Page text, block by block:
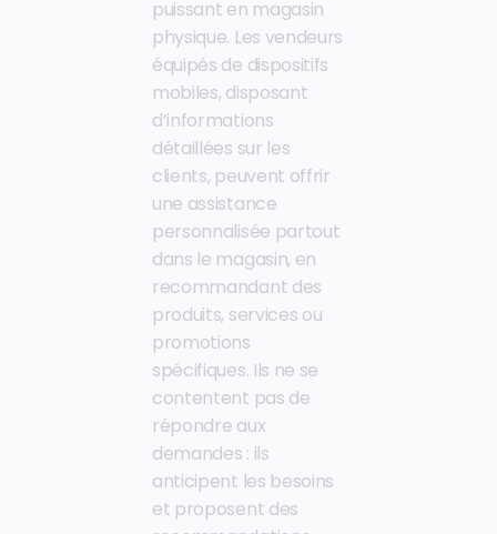
puissant en magasin
physique. Les vendeurs
équipés de dispositifs
mobiles, disposant
d’informations
détaillées sur les
clients, peuvent offrir
une assistance
personnalisée partout
dans le magasin, en
recommandant des
produits, services ou
promotions
spécifiques. Ils ne se
contentent pas de
répondre aux
demandes : ils
anticipent les besoins
et proposent des